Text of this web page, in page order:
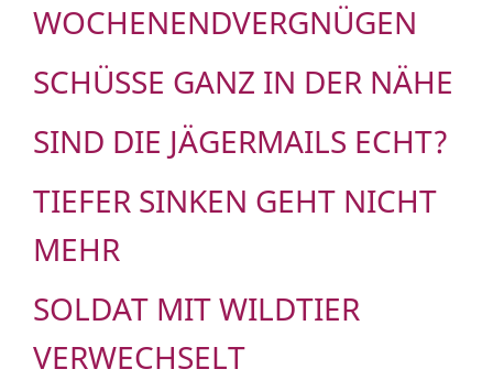
WOCHENENDVERGNÜGEN
SCHÜSSE GANZ IN DER NÄHE
SIND DIE JÄGERMAILS ECHT?
TIEFER SINKEN GEHT NICHT
MEHR
SOLDAT MIT WILDTIER
VERWECHSELT